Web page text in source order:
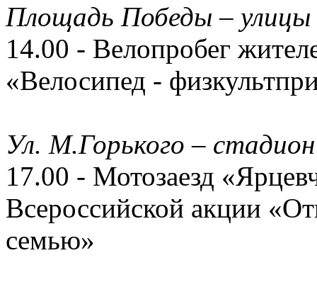
Площадь Победы – улицы
14.00 - Велопробег
«Велосипед -
Ул. М.Горького –
17.00 - Мотозаезд
Всероссийской акции
семью»